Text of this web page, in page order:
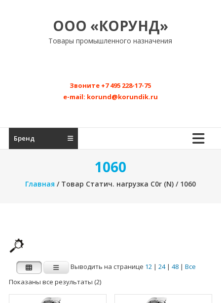
ООО «КОРУНД»
Товары промышленного назначения
Звоните +7 495 228-17-75
e-mail: korund@korundik.ru
Бренд
1060
Главная / Товар Статич. нагрузка C0r (N) / 1060
Выводить на странице 12| 24| 48| Все
Показаны все результаты (2)